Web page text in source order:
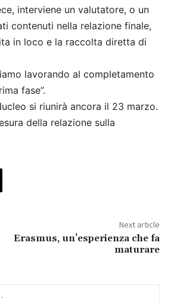
interviene un valutatore, o un
contenuti nella relazione finale,
in loco e la raccolta diretta di
lavorando al completamento
fase”.
si riunirà ancora il 23 marzo.
della relazione sulla
Next article
Erasmus, un’esperienza che fa
maturare